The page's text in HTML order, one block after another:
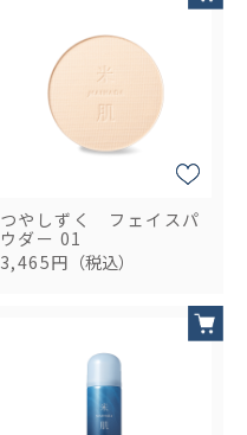
つやしずく フェイスパ
ウダー 01
3,465円 （税込）